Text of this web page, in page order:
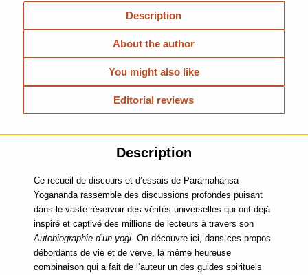
Description
About the author
You might also like
Editorial reviews
Description
Ce recueil de discours et d’essais de Paramahansa
Yogananda rassemble des discussions profondes puisant
dans le vaste réservoir des vérités universelles qui ont déjà
inspiré et captivé des millions de lecteurs à travers son
Autobiographie d’un yogi. On découvre ici, dans ces propos
débordants de vie et de verve, la même heureuse
combinaison qui a fait de l’auteur un des guides spirituels